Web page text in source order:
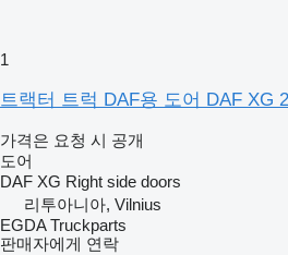
1
트랙터 트럭 DAF용 도어 DAF XG
가격은 요청 시 공개
도어
DAF XG Right side doors
리투아니아, Vilnius
EGDA Truckparts
판매자에게 연락